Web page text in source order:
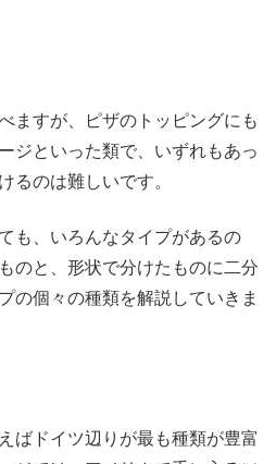
ますが、ピザのトッピングにも
ジといった類で、いずれもあっ
るのは難しいです。
も、いろんなタイプがあるの
のと、形状で分けたものに二分
の個々の種類を解説していきま
ばドイツ辺りが最も種類が豊富